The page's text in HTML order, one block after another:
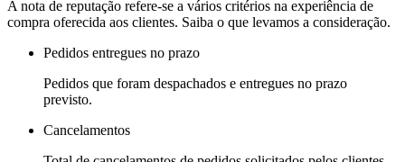
A nota de reputação refere-se a vários critérios na experiência de
compra oferecida aos clientes. Saiba o que levamos a consideração.
Pedidos entregues no prazo
Pedidos que foram despachados e entregues no prazo
previsto.
Cancelamentos